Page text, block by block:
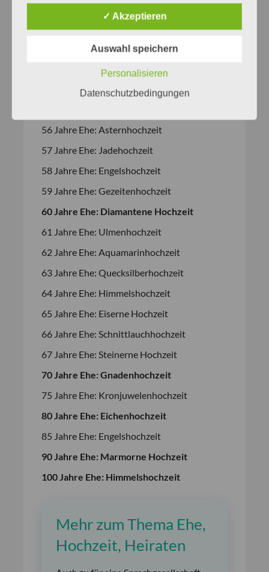
50 Jahre Ehe: Goldene Hochzeit
51 Jahre Ehe: Weidenhochzeit
52 Jahre Ehe: Topashochzeit
53 Jahre Ehe: Uranhochzeit
54 Jahre Ehe: Zeushochzeit
56 Jahre Ehe: Asternhochzeit
57 Jahre Ehe: Jadehochzeit
58 Jahre Ehe: Engelshochzeit
59 Jahre Ehe: Gezeitenhochzeit
60 Jahre Ehe: Diamantene Hochzeit
61 Jahre Ehe: Ulmenhochzeit
62 Jahre Ehe: Aquamarinhochzeit
63 Jahre Ehe: Quecksilberhochzeit
64 Jahre Ehe: Himmelshochzeit
65 Jahre Ehe: Eiserne Hochzeit
66 Jahre Ehe: Schnittlauchhochzeit
67 Jahre Ehe: Steinerne Hochzeit
70 Jahre Ehe: Gnadenhochzeit
75 Jahre Ehe: Kronjuwelenhochzeit
80 Jahre Ehe: Eichenhochzeit
85 Jahre Ehe: Engelshochzeit
90 Jahre Ehe: Marmorne Hochzeit
100 Jahre Ehe: Himmelshochzeit
Mehr zum Thema Ehe,
Hochzeit, Heiraten
✓ Akzeptieren
Auswahl speichern
Personalisieren
Datenschutzbedingungen